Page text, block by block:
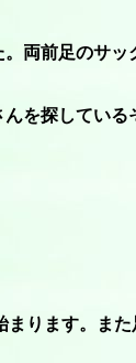
。両前足のサ
を探してい
まります。ま